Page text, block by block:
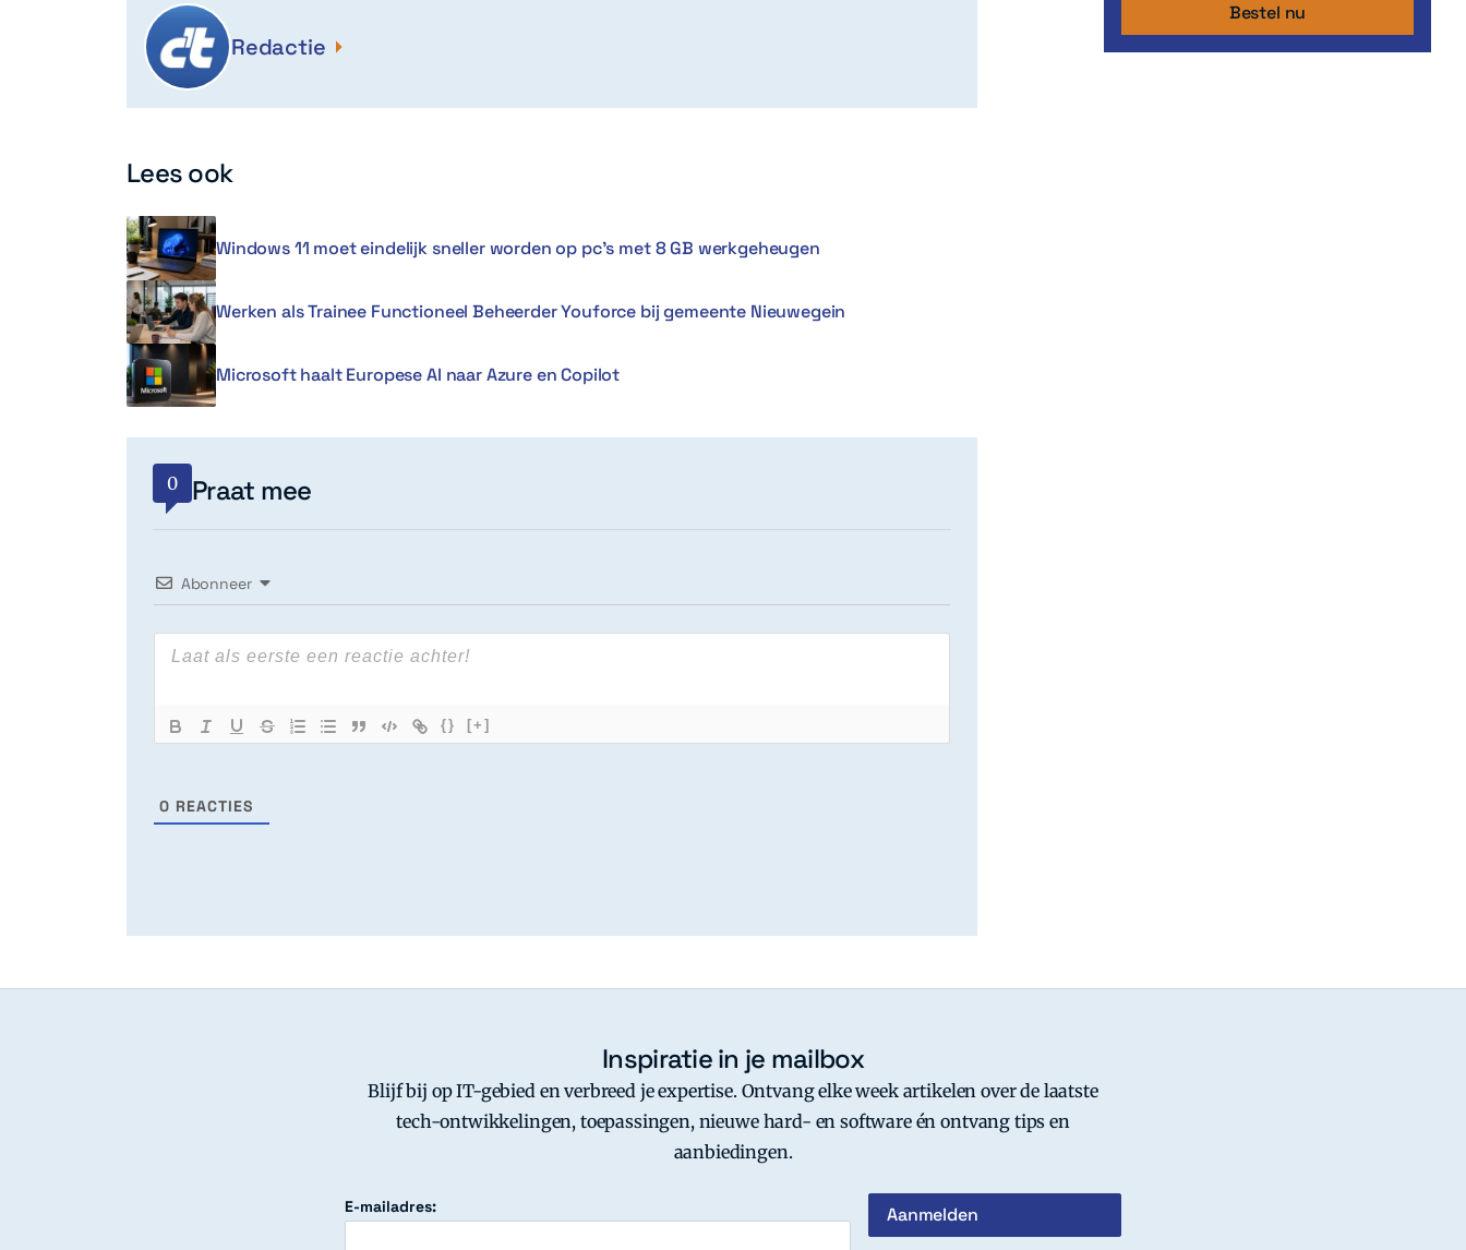
Redactie
Lees ook
Windows 11 moet eindelijk sneller worden op pc’s met 8 GB werkgeheugen
Werken als Trainee Functioneel Beheerder Youforce bij gemeente Nieuwegein
Microsoft haalt Europese AI naar Azure en Copilot
0 Praat mee
Abonneer
{} [+]
0 REACTIES
Bestel nu
Inspiratie in je mailbox
Blijf bij op IT-gebied en verbreed je expertise. Ontvang elke week artikelen over de laatste
tech-ontwikkelingen, toepassingen, nieuwe hard- en software én ontvang tips en
aanbiedingen.
E-mailadres: